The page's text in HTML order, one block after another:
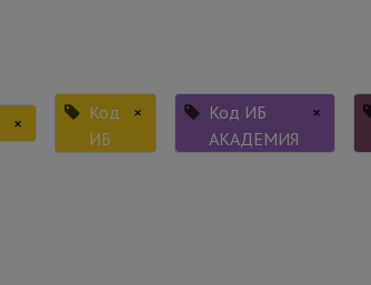
×
Код
ИБ
×
Код ИБ
АКАДЕМИЯ
×